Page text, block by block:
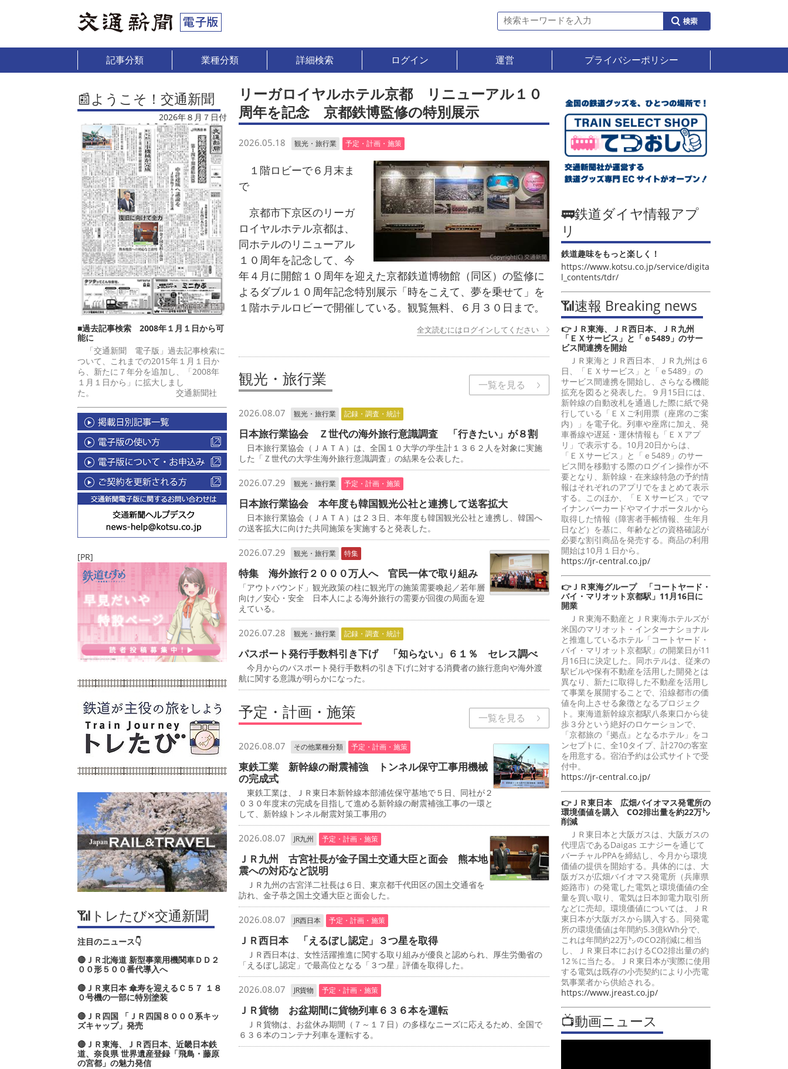
記事分類 業種分類 詳細検索 ログイン 運営 プライバシーポリシー
📰ようこそ！交通新聞
2026年８月７日付
■過去記事検索 2008年１月１日から可
能に
「交通新聞 電子版」過去記事検索に
ついて、これまでの2015年１月１日か
ら、新たに７年分を追加し、「2008年
１月１日から」に拡大しまし
た。 交通新聞社
[PR]
📶トレたび×交通新聞
注目のニュース👇
🔴ＪＲ北海道 新型事業用機関車ＤＤ２
００形５００番代導入へ
🔴ＪＲ東日本 傘寿を迎えるＣ５７ １８
０号機の一部に特別塗装
🔴ＪＲ四国 「ＪＲ四国８０００系キッ
ズキャップ」発売
🔴ＪＲ東海、ＪＲ西日本、近畿日本鉄
道、奈良県 世界遺産登録「飛鳥・藤原
の宮都」の魅力発信
リーガロイヤルホテル京都 リニューアル１０
周年を記念 京都鉄博監修の特別展示
2026.05.18 観光・旅行業 予定・計画・施策
１階ロビーで６月末ま
で
京都市下京区のリーガ
ロイヤルホテル京都は、
同ホテルのリニューアル
１０周年を記念して、今
年４月に開館１０周年を迎えた京都鉄道博物館（同区）の監修に
よるダブル１０周年記念特別展示「時をこえて、夢を乗せて」を
１階ホテルロビーで開催している。観覧無料、６月３０日まで。
全文読むにはログインしてください
観光・旅行業 一覧を見る
2026.08.07 観光・旅行業 記録・調査・統計
日本旅行業協会 Ｚ世代の海外旅行意識調査 「行きたい」が８割
日本旅行業協会（ＪＡＴＡ）は、全国１０大学の学生計１３６２人を対象に実施
した「Ｚ世代の大学生海外旅行意識調査」の結果を公表した。
2026.07.29 観光・旅行業 予定・計画・施策
日本旅行業協会 本年度も韓国観光公社と連携して送客拡大
日本旅行業協会（ＪＡＴＡ）は２３日、本年度も韓国観光公社と連携し、韓国へ
の送客拡大に向けた共同施策を実施すると発表した。
2026.07.29 観光・旅行業 特集
特集 海外旅行２０００万人へ 官民一体で取り組み
「アウトバウンド」観光政策の柱に観光庁の施策需要喚起／若年層
向け／安心・安全 日本人による海外旅行の需要が回復の局面を迎
えている。
2026.07.28 観光・旅行業 記録・調査・統計
パスポート発行手数料引き下げ 「知らない」６１％ セレス調べ
今月からのパスポート発行手数料の引き下げに対する消費者の旅行意向や海外渡
航に関する意識が明らかになった。
予定・計画・施策 一覧を見る
2026.08.07 その他業種分類 予定・計画・施策
東鉄工業 新幹線の耐震補強 トンネル保守工事用機械
の完成式
東鉄工業は、ＪＲ東日本新幹線本部浦佐保守基地で５日、同社が２
０３０年度末の完成を目指して進める新幹線の耐震補強工事の一環と
して、新幹線トンネル耐震対策工事用の
2026.08.07 JR九州 予定・計画・施策
ＪＲ九州 古宮社長が金子国土交通大臣と面会 熊本地
震への対応など説明
ＪＲ九州の古宮洋二社長は６日、東京都千代田区の国土交通省を
訪れ、金子恭之国土交通大臣と面会した。
2026.08.07 JR西日本 予定・計画・施策
ＪＲ西日本 「えるぼし認定」３つ星を取得
ＪＲ西日本は、女性活躍推進に関する取り組みが優良と認められ、厚生労働省の
「えるぼし認定」で最高位となる「３つ星」評価を取得した。
2026.08.07 JR貨物 予定・計画・施策
ＪＲ貨物 お盆期間に貨物列車６３６本を運転
ＪＲ貨物は、お盆休み期間（７～１７日）の多様なニーズに応えるため、全国で
６３６本のコンテナ列車を運転する。
🚃鉄道ダイヤ情報アプ
リ
鉄道趣味をもっと楽しく！
https://www.kotsu.co.jp/service/digita
l_contents/tdr/
📶速報 Breaking news
👉ＪＲ東海、ＪＲ西日本、ＪＲ九州
「ＥＸサービス」と「ｅ5489」のサー
ビス間連携を開始
ＪＲ東海とＪＲ西日本、ＪＲ九州は６
日、「ＥＸサービス」と「ｅ5489」の
サービス間連携を開始し、さらなる機能
拡充を図ると発表した。９月15日には、
新幹線の自動改札を通過した際に紙で発
行している「ＥＸご利用票（座席のご案
内）」を電子化。列車や座席に加え、発
車番線や遅延・運休情報も「ＥＸアプ
リ」で表示する。10月20日からは、
「ＥＸサービス」と「ｅ5489」のサー
ビス間を移動する際のログイン操作が不
要となり、新幹線・在来線特急の予約情
報はそれぞれのアプリでをまとめて表示
する。このほか、「ＥＸサービス」でマ
イナンバーカードやマイナポータルから
取得した情報（障害者手帳情報、生年月
日など）を基に、年齢などの資格確認が
必要な割引商品を発売する。商品の利用
開始は10月１日から。
https://jr-central.co.jp/
👉ＪＲ東海グループ 「コートヤード・
バイ・マリオット京都駅」11月16日に
開業
ＪＲ東海不動産とＪＲ東海ホテルズが
米国のマリオット・インターナショナル
と推進しているホテル「コートヤード・
バイ・マリオット京都駅」の開業日が11
月16日に決定した。同ホテルは、従来の
駅ビルや保有不動産を活用した開発とは
異なり、新たに取得した不動産を活用し
て事業を展開することで、沿線都市の価
値を向上させる象徴となるプロジェク
ト。東海道新幹線京都駅八条東口から徒
歩３分という絶好のロケーションで、
「京都旅の『拠点』となるホテル」をコ
ンセプトに、全10タイプ、計270の客室
を用意する。宿泊予約は公式サイトで受
付中。
https://jr-central.co.jp/
👉ＪＲ東日本 広畑バイオマス発電所の
環境価値を購入 CO2排出量を約22万㌧
削減
ＪＲ東日本と大阪ガスは、大阪ガスの
代理店であるDaigas エナジーを通じて
バーチャルPPAを締結し、今月から環境
価値の提供を開始する。具体的には、大
阪ガスが広畑バイオマス発電所（兵庫県
姫路市）の発電した電気と環境価値の全
量を買い取り、電気は日本卸電力取引所
などに売却。環境価値については、ＪＲ
東日本が大阪ガスから購入する。同発電
所の環境価値は年間約5.3億kWh分で、
これは年間約22万㌧のCO2削減に相当
し、ＪＲ東日本におけるCO2排出量の約
12％に当たる。ＪＲ東日本が実際に使用
する電気は既存の小売契約により小売電
気事業者から供給される。
https://www.jreast.co.jp/
📺動画ニュース